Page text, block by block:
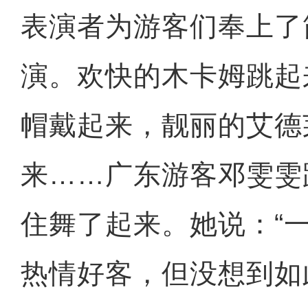
表演者为游客们奉上
演。欢快的木卡姆跳
帽戴起来，靓丽的艾
来……广东游客邓雯雯
住舞了起来。她说：“
热情好客，但没想到